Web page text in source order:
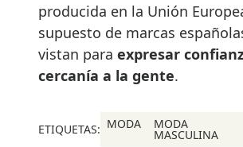
producida en la Unión
supuesto de marcas
vistan para expresar
cercanía a la gente.
ETIQUETAS: MODA MODA
MASCULINA